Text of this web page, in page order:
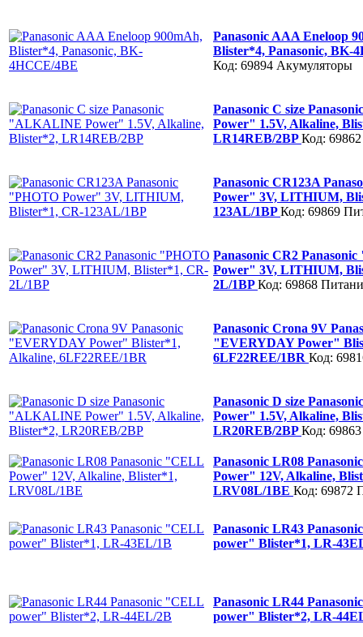
Panasonic AAA Eneloop
Blister*4, Panasonic, BK-
Код: 69894 Акумуляторы
Panasonic C size
Power" 1.5V, Alkaline,
LR14REB/2BPКод: 69862
Panasonic CR123A
Power" 3V, LITHIUM,
123AL/1BPКод: 69869
Panasonic CR2
Power" 3V, LITHIUM,
2L/1BPКод: 69868
Panasonic Crona 9V
"EVERYDAY Power"
6LF22REE/1BR Код:
Panasonic D size
Power" 1.5V, Alkaline,
LR20REB/2BPКод: 69863
Panasonic LR08
Power" 12V, Alkaline,
LRV08L/1BE Код: 69872
Panasonic LR43
power" Blister*1, LR-
Panasonic LR44
power" Blister*2, LR-